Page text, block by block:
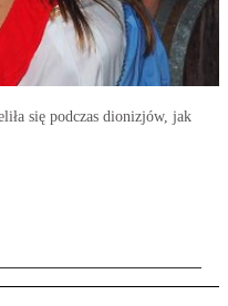
się podczas dionizjów, jak